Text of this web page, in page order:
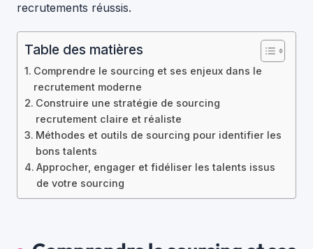
recrutements réussis.
Table des matières
Comprendre le sourcing et ses enjeux dans le
recrutement moderne
Construire une stratégie de sourcing
recrutement claire et réaliste
Méthodes et outils de sourcing pour identifier les
bons talents
Approcher, engager et fidéliser les talents issus
de votre sourcing